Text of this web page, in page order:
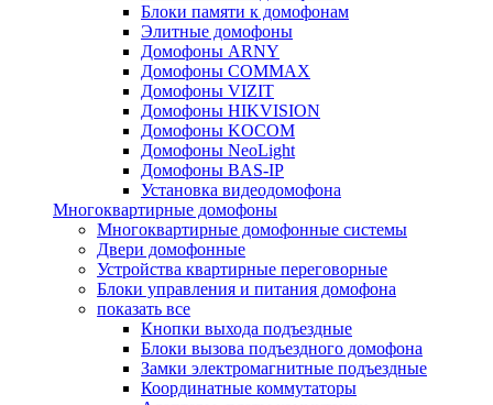
Блоки памяти к домофонам
Элитные домофоны
Домофоны ARNY
Домофоны COMMAX
Домофоны VIZIT
Домофоны HIKVISION
Домофоны KOCOM
Домофоны NeoLight
Домофоны BAS-IP
Установка видеодомофона
Многоквартирные домофоны
Многоквартирные домофонные системы
Двери домофонные
Устройства квартирные переговорные
Блоки управления и питания домофона
показать все
Кнопки выхода подъездные
Блоки вызова подъездного домофона
Замки электромагнитные подъездные
Координатные коммутаторы